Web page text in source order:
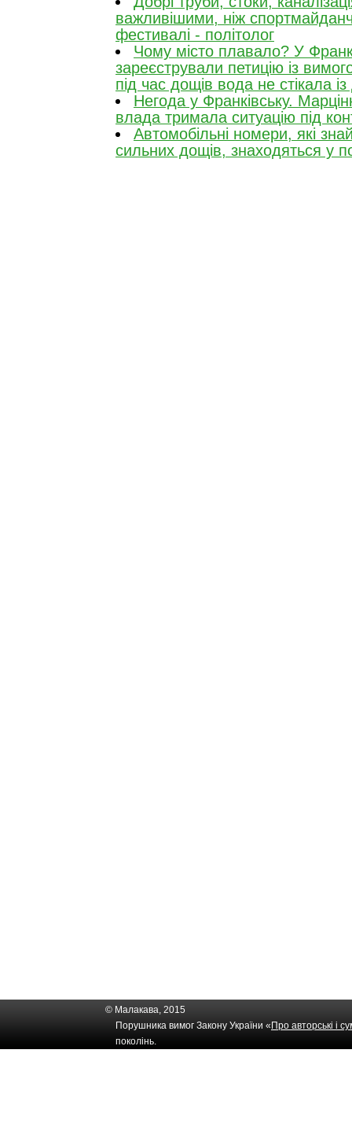
важливішими, ніж
фестивалі - політолог
Чому місто плавало? У
зареєстрували петицію із
під час дощів вода не стікала із
Негода у Франківську.
влада тримала ситуацію під
Автомобільні номери, які
сильних дощів, знаходяться у
© Малакава, 2015
Порушника вимог Закону України « Про авторські і
поколінь.